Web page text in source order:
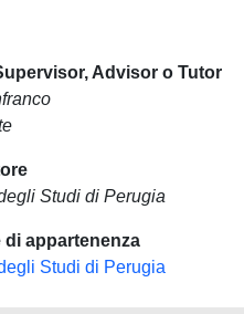
Advisor o Tutor
Studi di Perugia
di appartenenza
Studi di Perugia